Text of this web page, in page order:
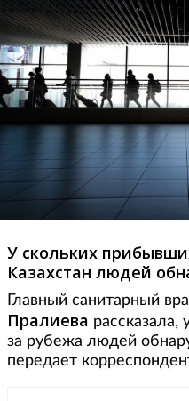
У скольких
Казахстан людей
Главный санитарный
Пралиева рассказала,
за рубежа людей
передает